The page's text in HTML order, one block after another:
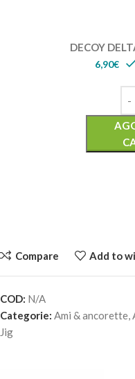
DECOY
6,90€
6,90€
Compare Add to
COD: N/A
Categorie: Ami & ancorette,
Jig